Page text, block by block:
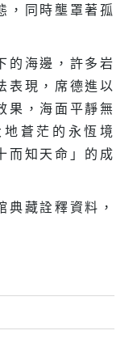
，同時壟罩著孤
的海邊，許多岩
表現，席德進以
果，海面平靜無
蒼茫的永恆境
而知天命」的成
藏詮釋資料，